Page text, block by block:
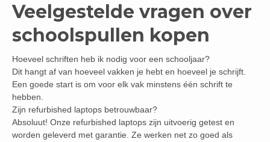
Veelgestelde vragen over
schoolspullen kopen
Hoeveel schriften heb ik nodig voor een schooljaar?
Dit hangt af van hoeveel vakken je hebt en hoeveel je schrijft.
Een goede start is om voor elk vak minstens één schrift te
hebben.
Zijn refurbished laptops betrouwbaar?
Absoluut! Onze refurbished laptops zijn uitvoerig getest en
worden geleverd met garantie. Ze werken net zo goed als